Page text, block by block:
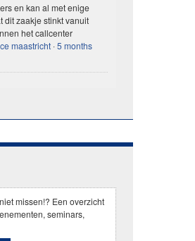
en kan al met enige
dit zaakje stinkt vanuit
het callcenter
maastricht ·5 months
missen!? Een overzicht
seminars,